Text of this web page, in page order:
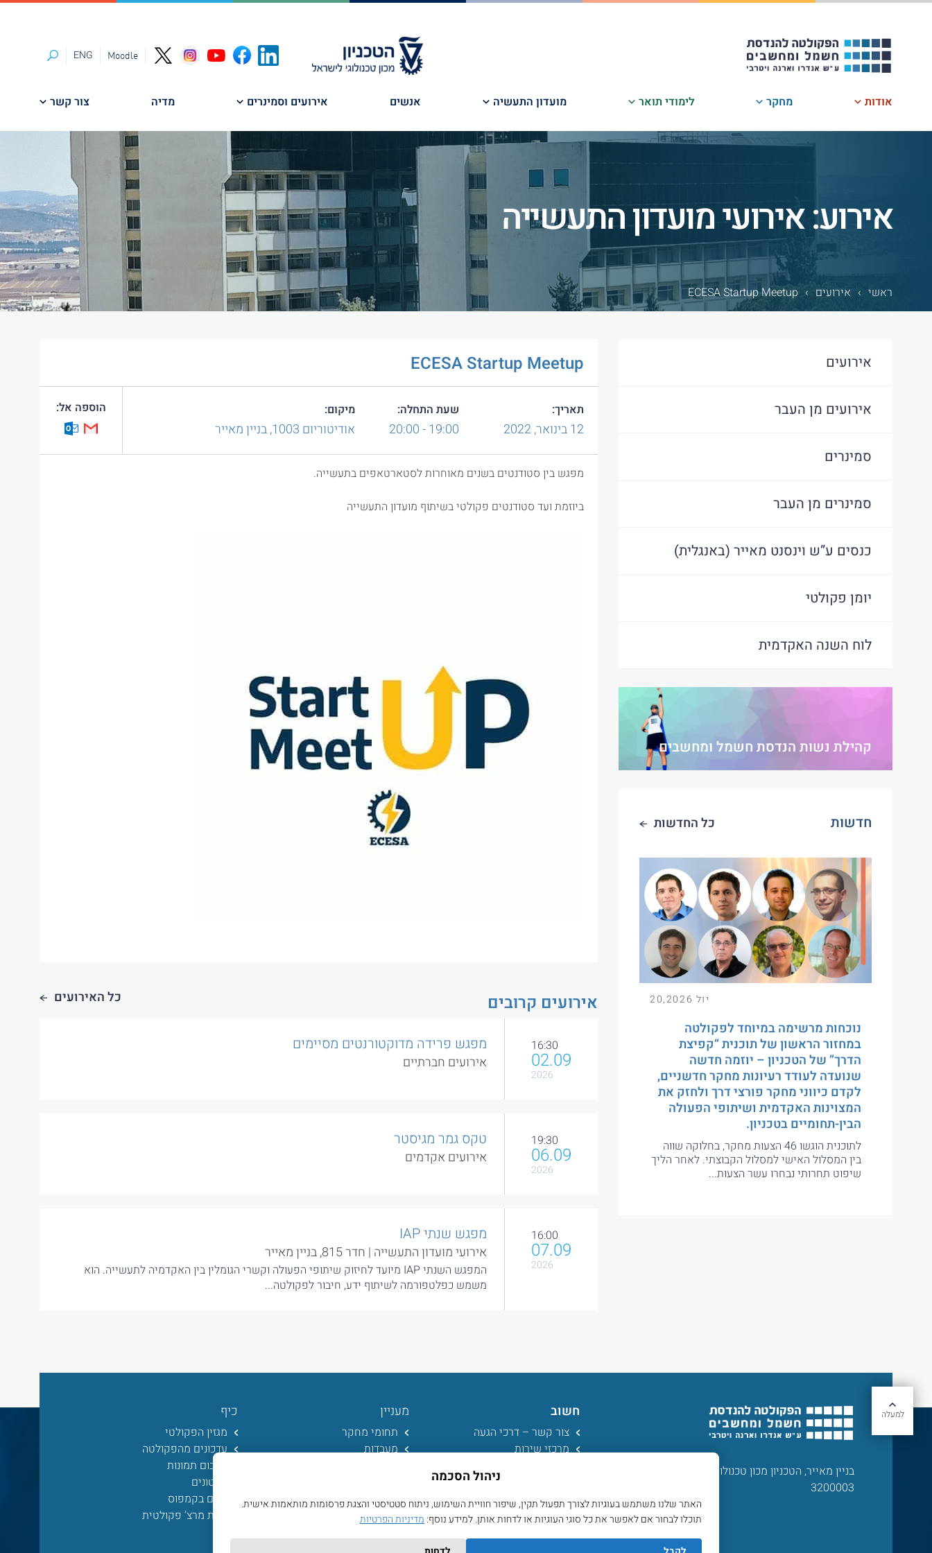
דלג
Moodle
ENG חיפוש
אודות מחקר לימודי תואר מועדון התעשיה אנשים אירועים וסמינרים מדיה צור קשר
אירוע: אירועי מועדון התעשייה
ראשי › אירועים ›
ECESA Startup Meetup
אירועים
אירועים מן העבר
סמינרים
סמינרים מן העבר
כנסים ע”ש וינסנט מאייר (באנגלית)
יומן פקולטי
לוח השנה האקדמית
קהילת נשות הנדסת חשמל ומחשבים
חדשות כל החדשות
יול 20,2026
נוכחות מרשימה במיוחד לפקולטה
במחזור הראשון של תוכנית “קפיצת
הדרך” של הטכניון – יוזמה חדשה
שנועדה לעודד רעיונות מחקר חדשניים,
לקדם כיווני מחקר פורצי דרך ולחזק את
המצוינות האקדמית ושיתופי הפעולה
הבין-תחומיים בטכניון.
לתוכנית הוגשו 46 הצעות מחקר, בחלוקה שווה
בין המסלול האישי למסלול הקבוצתי. לאחר הליך
שיפוט תחרותי נבחרו עשר הצעות...
ECESA Startup Meetup
תאריך:
12בינואר,
שעת התחלה:
19:00 - 20:00
מיקום:
אודיטוריום 1003, בניין מאייר
הוספה אל:
Google Calendar
Calendar
מפגש בין סטודנטים בשנים מאוחרות לסטארטאפים בתעשייה.
ביוזמת ועד סטודנטים פקולטי בשיתוף מועדון התעשייה
אירועים קרובים כל האירועים
16:30
02.09
2026
מפגש פרידה מדוקטורנטים מסיימים
אירועים חברתיים
19:30
06.09
2026
טקס גמר מגיסטר
אירועים אקדמים
16:00
07.09
2026
מפגש שנתי IAP
אירועי מועדון התעשייה | חדר 815, בניין מאייר
המפגש השנתי IAP מיועד לחיזוק שיתופי הפעולה וקשרי הגומלין בין האקדמיה לתעשייה. הוא
משמש כפלטפורמה לשיתוף ידע, חיבור לפקולטה...
למעלה
בניין מאייר, הטכניון מכון טכנולוגי לישראל, חיפה
3200003
חשוב
צור קשר – דרכי הגעה
מרכזי שירות
תמיכה טכנית
מעניין
תחומי מחקר
מעבדות
אירועים וסמינרים
ספריה
כיף
מגזין הפקולטי
עדכונים מהפקולטה
אלבום תמונות
סרטונים
חיים בקמפוס
חנות מרצ’ פקולטית
ניהול הסכמה
האתר שלנו משתמש בעוגיות לצורך תפעול תקין, שיפור חוויית השימוש, ניתוח סטטיסטי והצגת פרסומות מותאמות אישית.
תוכלו לבחור אם לאפשר את כל סוגי העוגיות או לדחות אותן. למידע נוסף: מדיניות הפרטיות